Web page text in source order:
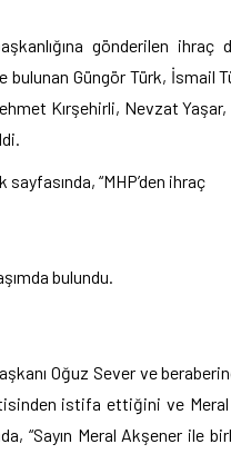
gönderilen ihraç
Güngör Türk, İsmail
Kırşehirli, Nevzat
“MHP’den ihraç
bulundu.
Oğuz Sever ve
istifa ettiğini ve Meral
“Sayın Meral Akşener ile